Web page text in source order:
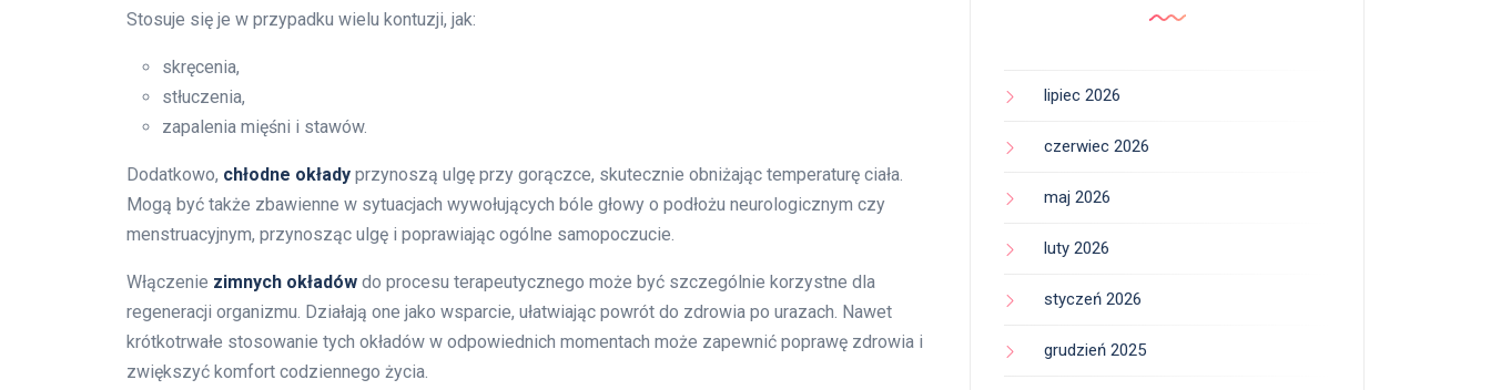
Stosuje się je w przypadku wielu kontuzji, jak:
skręcenia,
stłuczenia,
zapalenia mięśni i stawów.
Dodatkowo, chłodne okłady przynoszą ulgę przy gorączce, skutecznie obniżając temperaturę ciała.
Mogą być także zbawienne w sytuacjach wywołujących bóle głowy o podłożu neurologicznym czy
menstruacyjnym, przynosząc ulgę i poprawiając ogólne samopoczucie.
Włączenie zimnych okładów do procesu terapeutycznego może być szczególnie korzystne dla
regeneracji organizmu. Działają one jako wsparcie, ułatwiając powrót do zdrowia po urazach. Nawet
krótkotrwałe stosowanie tych okładów w odpowiednich momentach może zapewnić poprawę zdrowia i
zwiększyć komfort codziennego życia.
lipiec 2026
czerwiec 2026
maj 2026
luty 2026
styczeń 2026
grudzień 2025